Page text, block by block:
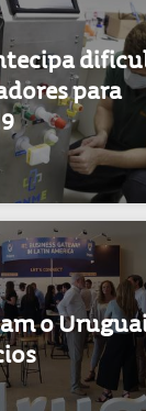
para
o